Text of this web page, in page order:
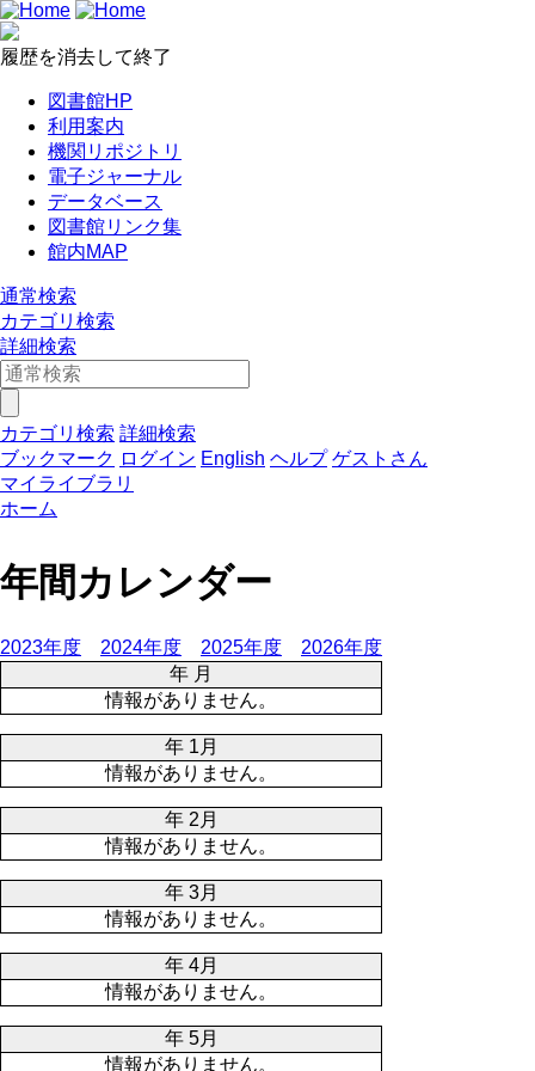
履歴を消去して終了
図書館HP
利用案内
機関リポジトリ
電子ジャーナル
データベース
図書館リンク集
館内MAP
通常検索
カテゴリ検索
詳細検索
カテゴリ検索 詳細検索
ブックマーク ログイン English ヘルプ ゲストさん
マイライブラリ
ホーム
年間カレンダー
2023年度 2024年度 2025年度
2026年度
年 月
情報がありません。
年 1月
情報がありません。
年 2月
情報がありません。
年 3月
情報がありません。
年 4月
情報がありません。
年 5月
情報がありません。